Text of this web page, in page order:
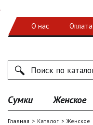
О нас Оплата
Поиск по каталогу
Поиск
Сумки Женское
Главная Каталог Женское